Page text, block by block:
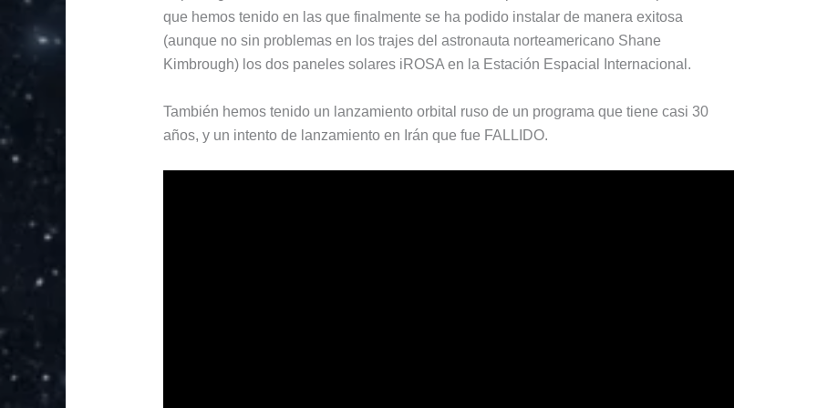
que hemos tenido en las que finalmente se ha podido instalar de manera exitosa
(aunque no sin problemas en los trajes del astronauta norteamericano Shane
Kimbrough) los dos paneles solares iROSA en la Estación Espacial Internacional.
También hemos tenido un lanzamiento orbital ruso de un programa que tiene casi 30
años, y un intento de lanzamiento en Irán que fue FALLIDO.